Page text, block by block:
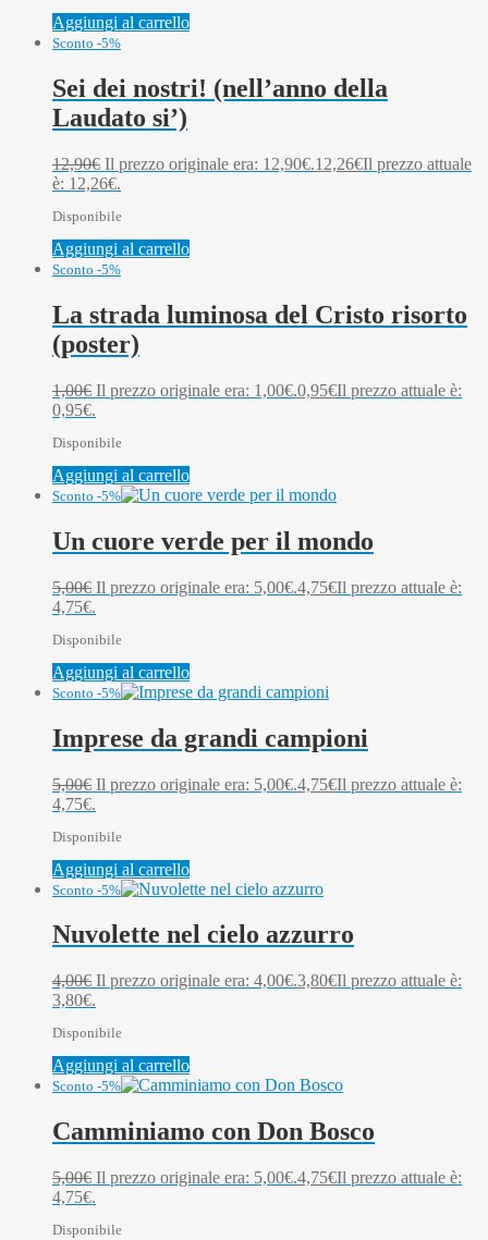
Aggiungi al carrello
Sconto -5%
Sei dei nostri! (nell’anno della
Laudato si’)
12,90€ Il prezzo originale era: 12,90€.12,26€Il prezzo attuale
è: 12,26€.
Disponibile
Aggiungi al carrello
Sconto -5%
La strada luminosa del Cristo risorto
(poster)
1,00€ Il prezzo originale era: 1,00€.0,95€Il prezzo attuale è:
0,95€.
Disponibile
Aggiungi al carrello
Sconto -5%
Un cuore verde per il mondo
5,00€ Il prezzo originale era: 5,00€.4,75€Il prezzo attuale è:
4,75€.
Disponibile
Aggiungi al carrello
Sconto -5%
Imprese da grandi campioni
5,00€ Il prezzo originale era: 5,00€.4,75€Il prezzo attuale è:
4,75€.
Disponibile
Aggiungi al carrello
Sconto -5%
Nuvolette nel cielo azzurro
4,00€ Il prezzo originale era: 4,00€.3,80€Il prezzo attuale è:
3,80€.
Disponibile
Aggiungi al carrello
Sconto -5%
Camminiamo con Don Bosco
5,00€ Il prezzo originale era: 5,00€.4,75€Il prezzo attuale è:
4,75€.
Disponibile